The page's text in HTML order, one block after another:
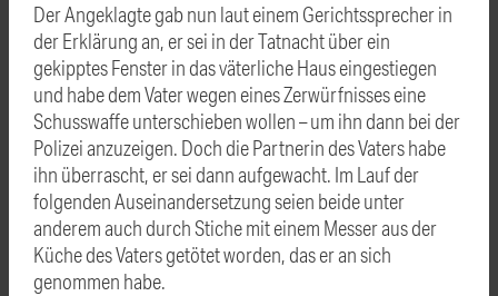
Der Angeklagte gab nun laut einem Gerichtssprecher in
der Erklärung an, er sei in der Tatnacht über ein
gekipptes Fenster in das väterliche Haus eingestiegen
und habe dem Vater wegen eines Zerwürfnisses eine
Schusswaffe unterschieben wollen – um ihn dann bei der
Polizei anzuzeigen. Doch die Partnerin des Vaters habe
ihn überrascht, er sei dann aufgewacht. Im Lauf der
folgenden Auseinandersetzung seien beide unter
anderem auch durch Stiche mit einem Messer aus der
Küche des Vaters getötet worden, das er an sich
genommen habe.